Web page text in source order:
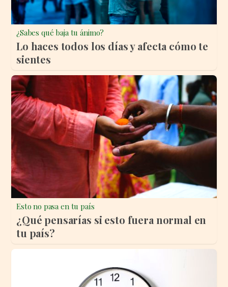
¿Sabes qué baja tu ánimo?
Lo haces todos los días y afecta cómo te
sientes
Esto no pasa en tu país
¿Qué pensarías si esto fuera normal en
tu país?